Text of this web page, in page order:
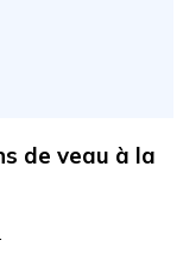
de veau à la